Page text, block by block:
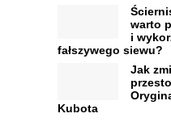
warto
i
fałszywego siewu?
Jak
Kubota